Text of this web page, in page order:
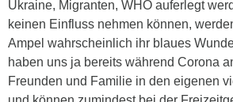
Ukraine, Migranten, WHO auferlegt
keinen Einfluss nehmen können,
Ampel wahrscheinlich ihr blaues
haben uns ja bereits während Corona
Freunden und Familie in den eigenen